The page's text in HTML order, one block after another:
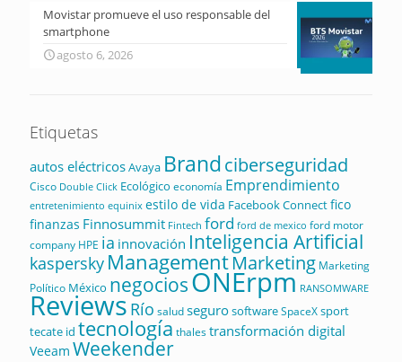
Movistar promueve el uso responsable del
smartphone
agosto 6, 2026
Etiquetas
autos eléctricosAvaya Brandciberseguridad
Cisco Double Click Ecológico economía Emprendimiento
entretenimiento equinix estilo de vida Facebook Connectfico
finanzas Finnosummit Fintech ford ford de mexico ford motor
company HPE ia innovación Inteligencia Artificial
kaspersky ManagementMarketing Marketing
Político México negociosONErpm RANSOMWARE
Reviews Río saludsegurosoftwareSpaceXsport
tecate id tecnología thalestransformación digital
Veeam Weekender